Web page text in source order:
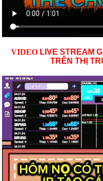
VIDEOLIVE STREAM
TRÊN THỊ